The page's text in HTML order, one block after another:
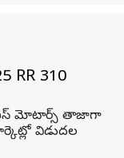
RR 310
మోటార్స్‌ తాజాగా
విడుదల